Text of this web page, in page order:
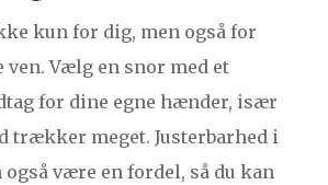
kun for dig, men også for
ven. Vælg en snor med et
for dine egne hænder, især
trækker meget. Justerbarhed i
være en fordel, så du kan